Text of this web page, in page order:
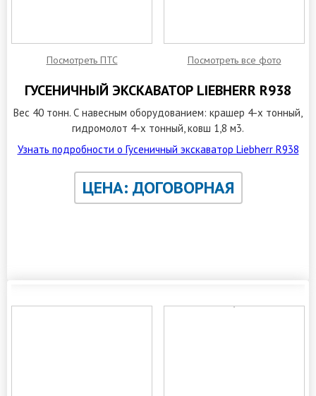
Посмотреть ПТС Посмотреть все фото
ГУСЕНИЧНЫЙ ЭКСКАВАТОР LIEBHERR R938
Вес 40 тонн. С навесным оборудованием: крашер 4-х тонный,
гидромолот 4-х тонный, ковш 1,8 м3.
Узнать подробности о Гусеничный экскаватор Liebherr R938
ЦЕНА: ДОГОВОРНАЯ